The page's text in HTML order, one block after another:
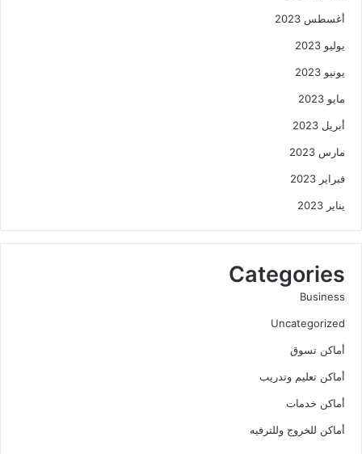
أغسطس 2023
يوليو 2023
يونيو 2023
مايو 2023
أبريل 2023
مارس 2023
فبراير 2023
يناير 2023
Categories
Business
Uncategorized
أماكن تسوق
أماكن تعليم وتدريب
أماكن خدمات
أماكن للخروج وللترفيه